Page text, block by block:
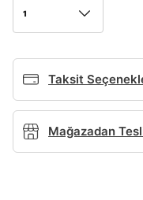
1
Taksit
Mağazadan
E-posta Adresi*